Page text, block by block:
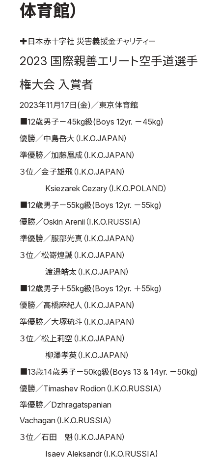
お知らせ
本部からのお知らせ
支部からのお知らせ
公式大会
公式記録
入門のご案内
青少年部・保護者の方へ
一般の部・壮年部の方
会員制度
取材のお申し込み
よくある質問
プライバシーポリシー
サイトマップ
Language
English
体育館）
✚日本赤十字社 災害義援金チャリティー
2023 国際親善エリート空手道選手
権大会 入賞者
2023年11月17日(金)／東京体育館
■12歳男子－45kg級(Boys 12yr. －45kg)
優勝／中島岳大（I.K.O.JAPAN）
準優勝／加藤凰成（I.K.O.JAPAN）
３位／金子雄飛（I.K.O.JAPAN）
Ksiezarek Cezary（I.K.O.POLAND）
■12歳男子－55kg級(Boys 12yr. －55kg)
優勝／Oskin Arenii（I.K.O.RUSSIA）
準優勝／服部光真（I.K.O.JAPAN）
３位／松嵜煌誠（I.K.O.JAPAN）
渡邉皓太（I.K.O.JAPAN）
■12歳男子＋55kg級(Boys 12yr. ＋55kg)
優勝／高橋麻紀人（I.K.O.JAPAN)
準優勝／大塚琉斗（I.K.O.JAPAN)
３位／松上莉空（I.K.O.JAPAN)
柳澤孝英（I.K.O.JAPAN）
■13歳14歳男子－50kg級(Boys 13 & 14yr. －50kg)
優勝／Timashev Rodion（I.K.O.RUSSIA）
準優勝／Dzhragatspanian
Vachagan（I.K.O.RUSSIA）
３位／石田 魁（I.K.O.JAPAN）
Isaev Aleksandr（I.K.O.RUSSIA)